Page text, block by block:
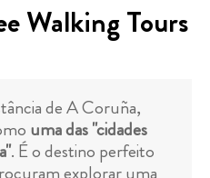
Walking Tours
de A Coruña,
uma das "cidades
. É o destino perfeito